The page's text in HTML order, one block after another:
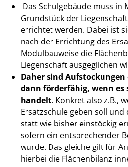
Das Schulgebäude muss in
Grundstück der
errichtet werden. Dabei ist
nach der Errichtung des
Modulbauweise die
Liegenschaft ausgeglichen
Daher sind
dann förderfähig, wenn es
handelt. Konkret also z.B.,
Ersatzschule geben soll
statt wie bisher einstöckig
sofern ein entsprechender
wurde. Das gleiche gilt für
hierbei die Flächenbilanz